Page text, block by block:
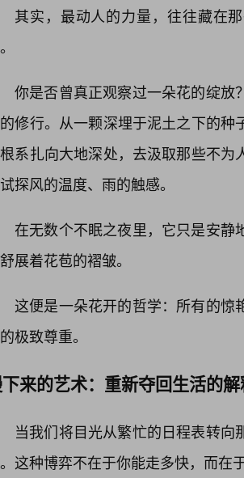
其实，最动人的力量，往往藏在
你是否曾真正观察过一朵花的绽放
修行。从一颗深埋于泥土之下的
系扎向大地深处，去汲取那些不
探风的温度、雨的触感。
在无数个不眠之夜里，它只是安静
展着花苞的褶皱。
这便是一朵花开的哲学：所有的
极致尊重。
来的艺术：重新夺回生活的
当我们将目光从繁忙的日程表转
这种博弈不在于你能走多快，而在